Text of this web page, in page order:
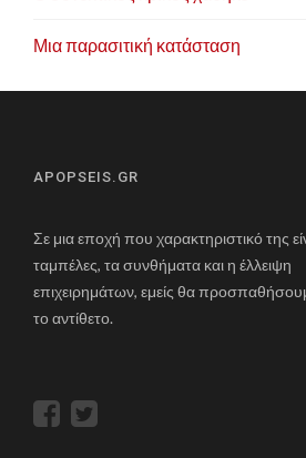
Μια παρασιτική κατάσταση
APOPSEIS.GR
Σε μια εποχή που χαρακτηριστικό της
ταμπέλες, τα συνθήματα και η έλλειψη
επιχειρημάτων, εμείς θα
το αντίθετο.